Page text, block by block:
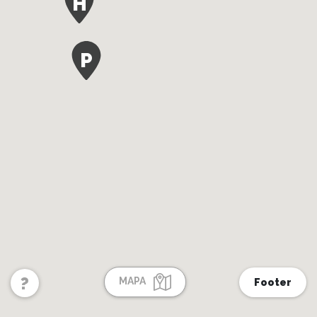
? MAPA Footer
P